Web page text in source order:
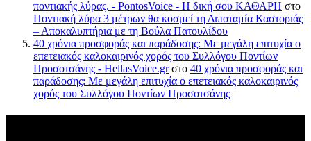
ποντιακής λύρας. - PontosVoice - H δική σου ΚΑΘΑΡΗ στο
Ποντιακή λύρα 3 μέτρων θα κοσμεί τη Διποταμία Καστοριάς
– Αποκαλυπτήρια με τη Βούλα Πατουλίδου
40 χρόνια προσφοράς και παράδοσης: Με μεγάλη επιτυχία ο
επετειακός καλοκαιρινός χορός του Συλλόγου Ποντίων
Προσοτσάνης - HellasVoice.grστο 40 χρόνια προσφοράς και
παράδοσης: Με μεγάλη επιτυχία ο επετειακός καλοκαιρινός
χορός του Συλλόγου Ποντίων Προσοτσάνης